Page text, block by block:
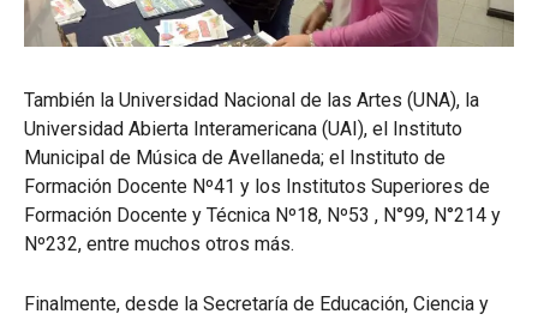
También la Universidad Nacional de las Artes (UNA), la
Universidad Abierta Interamericana (UAI), el Instituto
Municipal de Música de Avellaneda; el Instituto de
Formación Docente Nº41 y los Institutos Superiores de
Formación Docente y Técnica Nº18, Nº53 , N°99, N°214 y
Nº232, entre muchos otros más.
Finalmente, desde la Secretaría de Educación, Ciencia y